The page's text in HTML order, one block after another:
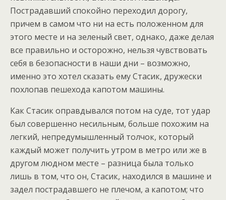
Пострадавший спокойно переходил дорогу,
причем в самом что ни на есть положенном для
этого месте и на зеленый свет, однако, даже делая
все правильно и осторожно, нельзя чувствовать
себя в безопасности в наши дни – возможно,
именно это хотел сказать ему Стасик, дружески
похлопав пешехода капотом машины.
Как Стасик оправдывался потом на суде, тот удар
был совершенно несильным, больше похожим на
легкий, непредумышленный толчок, который
каждый может получить утром в метро или же в
другом людном месте – разница была только
лишь в том, что он, Стасик, находился в машине и
задел пострадавшего не плечом, а капотом; что